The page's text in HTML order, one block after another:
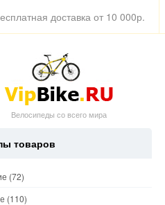
доставка от 10 000р.
Велосипеды со всего мира
товаров
(72)
(110)